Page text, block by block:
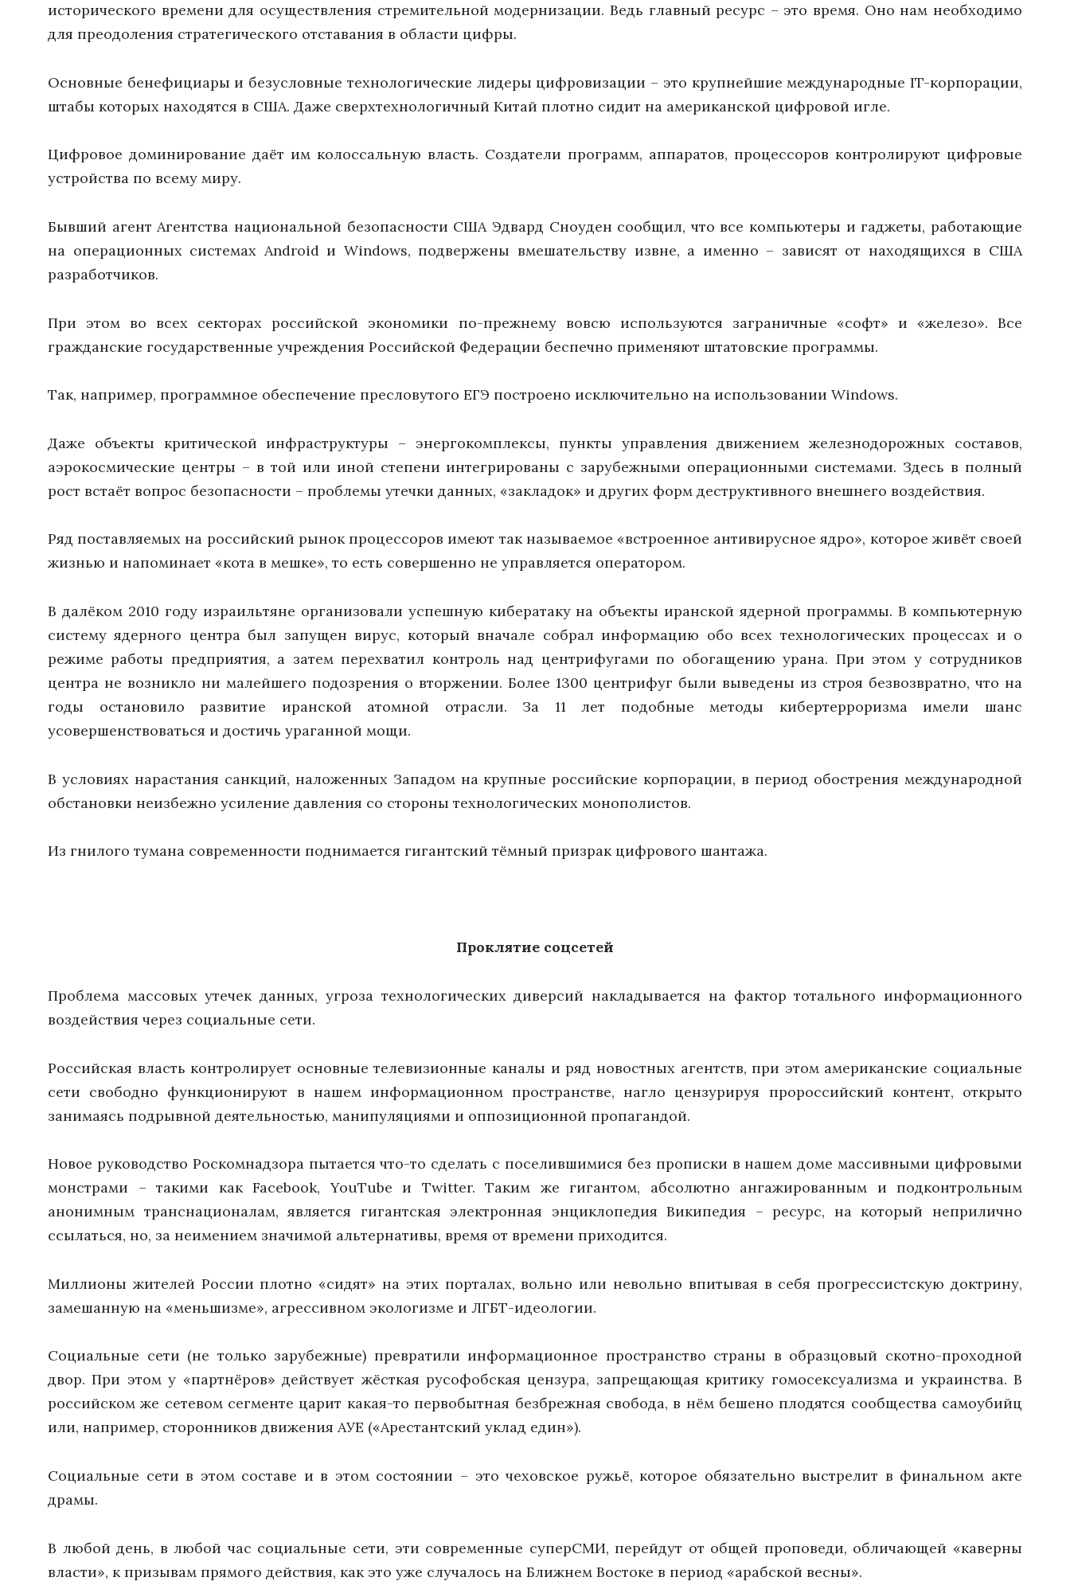
исторического времени для осуществления стремительной модернизации. Ведь главный ресурс – это время. Оно нам необходимо
для преодоления стратегического отставания в области цифры.
Основные бенефициары и безусловные технологические лидеры цифровизации – это крупнейшие международные IT-корпорации,
штабы которых находятся в США. Даже сверхтехнологичный Китай плотно сидит на американской цифровой игле.
Цифровое доминирование даёт им колоссальную власть. Создатели программ, аппаратов, процессоров контролируют цифровые
устройства по всему миру.
Бывший агент Агентства национальной безопасности США Эдвард Сноуден сообщил, что все компьютеры и гаджеты, работающие
на операционных системах Android и Windows, подвержены вмешательству извне, а именно – зависят от находящихся в США
разработчиков.
При этом во всех секторах российской экономики по-прежнему вовсю используются заграничные «софт» и «железо». Все
гражданские государственные учреждения Российской Федерации беспечно применяют штатовские программы.
Так, например, программное обеспечение пресловутого ЕГЭ построено исключительно на использовании Windows.
Даже объекты критической инфраструктуры – энергокомплексы, пункты управления движением железнодорожных составов,
аэрокосмические центры – в той или иной степени интегрированы с зарубежными операционными системами. Здесь в полный
рост встаёт вопрос безопасности – проблемы утечки данных, «закладок» и других форм деструктивного внешнего воздействия.
Ряд поставляемых на российский рынок процессоров имеют так называемое «встроенное антивирусное ядро», которое живёт своей
жизнью и напоминает «кота в мешке», то есть совершенно не управляется оператором.
В далёком 2010 году израильтяне организовали успешную кибератаку на объекты иранской ядерной программы. В компьютерную
систему ядерного центра был запущен вирус, который вначале собрал информацию обо всех технологических процессах и о
режиме работы предприятия, а затем перехватил контроль над центрифугами по обогащению урана. При этом у сотрудников
центра не возникло ни малейшего подозрения о вторжении. Более 1300 центрифуг были выведены из строя безвозвратно, что на
годы остановило развитие иранской атомной отрасли. За 11 лет подобные методы кибертерроризма имели шанс
усовершенствоваться и достичь ураганной мощи.
В условиях нарастания санкций, наложенных Западом на крупные российские корпорации, в период обострения международной
обстановки неизбежно усиление давления со стороны технологических монополистов.
Из гнилого тумана современности поднимается гигантский тёмный призрак цифрового шантажа.
Проклятие соцсетей
Проблема массовых утечек данных, угроза технологических диверсий накладывается на фактор тотального информационного
воздействия через социальные сети.
Российская власть контролирует основные телевизионные каналы и ряд новостных агентств, при этом американские социальные
сети свободно функционируют в нашем информационном пространстве, нагло цензурируя пророссийский контент, открыто
занимаясь подрывной деятельностью, манипуляциями и оппозиционной пропагандой.
Новое руководство Роскомнадзора пытается что-то сделать с поселившимися без прописки в нашем доме массивными цифровыми
монстрами – такими как Facebook, YouTube и Twitter. Таким же гигантом, абсолютно ангажированным и подконтрольным
анонимным транснационалам, является гигантская электронная энциклопедия Википедия – ресурс, на который неприлично
ссылаться, но, за неимением значимой альтернативы, время от времени приходится.
Миллионы жителей России плотно «сидят» на этих порталах, вольно или невольно впитывая в себя прогрессистскую доктрину,
замешанную на «меньшизме», агрессивном экологизме и ЛГБТ-идеологии.
Социальные сети (не только зарубежные) превратили информационное пространство страны в образцовый скотно-проходной
двор. При этом у «партнёров» действует жёсткая русофобская цензура, запрещающая критику гомосексуализма и украинства. В
российском же сетевом сегменте царит какая-то первобытная безбрежная свобода, в нём бешено плодятся сообщества самоубийц
или, например, сторонников движения АУЕ («Арестантский уклад един»).
Социальные сети в этом составе и в этом состоянии – это чеховское ружьё, которое обязательно выстрелит в финальном акте
драмы.
В любой день, в любой час социальные сети, эти современные суперСМИ, перейдут от общей проповеди, обличающей «каверны
власти», к призывам прямого действия, как это уже случалось на Ближнем Востоке в период «арабской весны».